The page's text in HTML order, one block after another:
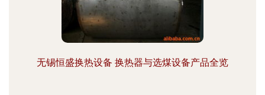
无锡恒盛换热设备 换热器与选煤设备产品全览